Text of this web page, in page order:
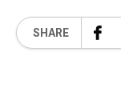
SHARE